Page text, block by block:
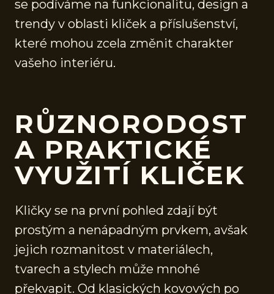
se podíváme na funkcionalitu, design a
trendy v oblasti kliček a příslušenství,
které mohou zcela změnit charakter
vašeho interiéru.
RŮZNORODOST
A PRAKTICKÉ
VYUŽITÍ KLIČEK
Kličky se na první pohled zdají být
prostým a nenápadným prvkem, avšak
jejich rozmanitost v materiálech,
tvarech a stylech může mnohé
překvapit. Od klasických kovových po